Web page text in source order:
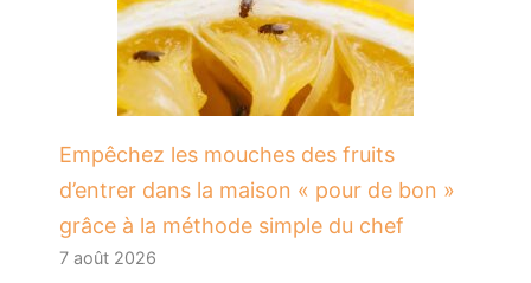
​Empêchez les mouches des fruits
d’entrer dans la maison « pour de bon »
grâce à la méthode simple du chef
7 août 2026